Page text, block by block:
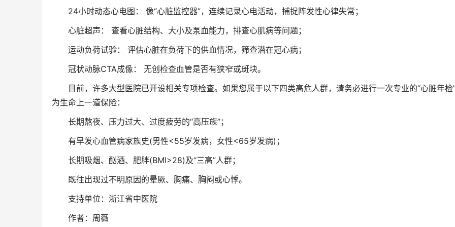
24小时动态心电图： 像“心脏监控器”，连续记录心电活动，捕捉阵发性心律失常；
心脏超声： 查看心脏结构、大小及泵血能力，排查心肌病等问题；
运动负荷试验： 评估心脏在负荷下的供血情况，筛查潜在冠心病；
冠状动脉CTA成像： 无创检查血管是否有狭窄或斑块。
目前，许多大型医院已开设相关专项检查。如果您属于以下四类高危人群，请务必进行一次专业的“心脏年检
为生命上一道保险：
长期熬夜、压力过大、过度疲劳的“高压族”；
有早发心血管病家族史(男性<55岁发病，女性<65岁发病)；
长期吸烟、酗酒、肥胖(BMI>28)及“三高”人群；
既往出现过不明原因的晕厥、胸痛、胸闷或心悸。
支持单位：浙江省中医院
作者：周薇